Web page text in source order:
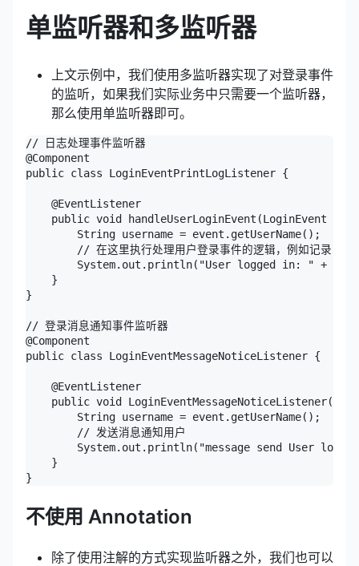
单监听器和多监听器
上文示例中，我们使用多监听器实现了对登录事件
的监听，如果我们实际业务中只需要一个监听器，
那么使用单监听器即可。
// 日志处理事件监听器
@Component
public class LoginEventPrintLogListener {
    @EventListener
public void handleUserLoginEvent(LoginEvent
        String username = event.getUserName();
// 在这里执行处理用户登录事件的逻辑，例如记录日志
System.out.println("User logged in: " +
    }
}
// 登录消息通知事件监听器
@Component
public class LoginEventMessageNoticeListener {
    @EventListener
public void
        String username = event.getUserName();
        // 发送消息通知用户
System.out.println("message send User
    }
不使用 Annotation
除了使用注解的方式实现监听器之外，我们也可以